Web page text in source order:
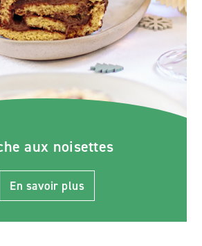
aux noisettes
En savoir plus